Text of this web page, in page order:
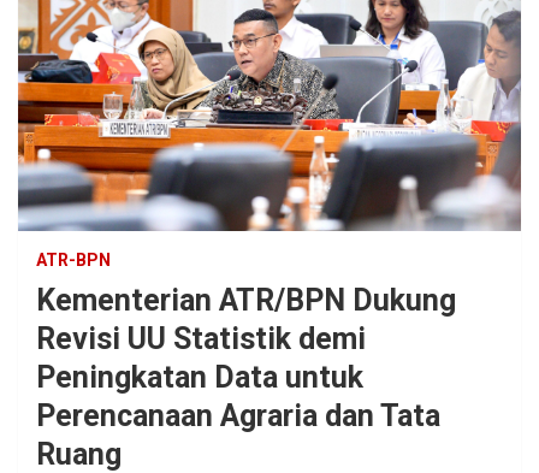
ATR-BPN
Kementerian ATR/BPN Dukung
Revisi UU Statistik demi
Peningkatan Data untuk
Perencanaan Agraria dan Tata
Ruang